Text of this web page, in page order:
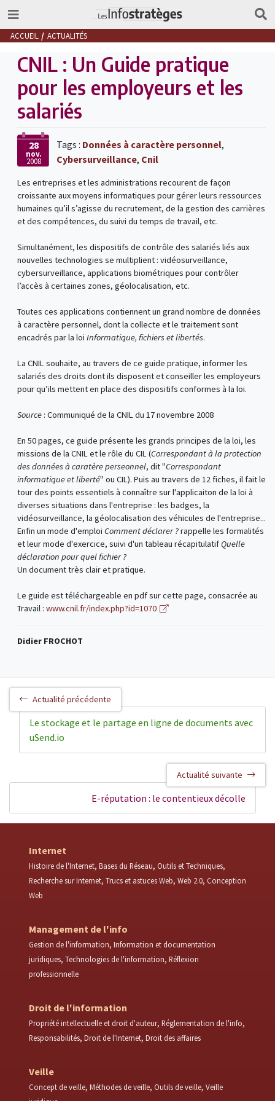
ACCUEIL ACTUALITÉS
CNIL : Un Guide pratique
pour les employeurs et les
salariés
28
nov.
2008
Tags : Données à caractère personnel,
Cybersurveillance, Cnil
Les entreprises et les administrations recourent de façon
croissante aux moyens informatiques pour gérer leurs ressources
humaines qu’il s’agisse du recrutement, de la gestion des carrières
et des compétences, du suivi du temps de travail, etc.
Simultanément, les dispositifs de contrôle des salariés liés aux
nouvelles technologies se multiplient : vidéosurveillance,
cybersurveillance, applications biométriques pour contrôler
l’accès à certaines zones, géolocalisation, etc.
Toutes ces applications contiennent un grand nombre de données
à caractère personnel, dont la collecte et le traitement sont
encadrés par la loi Informatique, fichiers et libertés.
La CNIL souhaite, au travers de ce guide pratique, informer les
salariés des droits dont ils disposent et conseiller les employeurs
pour qu’ils mettent en place des dispositifs conformes à la loi.
Source: Communiqué de la CNIL du 17 novembre 2008
En 50 pages, ce guide présente les grands principes de la loi, les
missions de la CNIL et le rôle du CIL (Correspondant à la protection
des données à caratère perseonnel, dit "Correspondant
informatique et liberté" ou CIL). Puis au travers de 12 fiches, il fait le
tour des points essentiels à connaître sur l'applicaiton de la loi à
diverses situations dans l'entreprise : les badges, la
vidéosurveillance, la géolocalisation des véhicules de l'entreprise...
Enfin un mode d'emploi Comment déclarer ?rappelle les formalités
et leur mode d'exercice, suivi d'un tableau récapitulatifQuelle
déclaration pour quel fichier ?
Un document très clair et pratique.
Le guide est téléchargeable en pdf sur cette page, consacrée au
Travail : www.cnil.fr/index.php?id=1070
Didier FROCHOT
Actualité précédente
Le stockage et le partage en ligne de documents avec
uSend.io
Actualité suivante
E-réputation : le contentieux décolle
Internet
Histoire de l'Internet Bases du Réseau Outils et Techniques
Recherche sur Internet Trucs et astuces Web Web 2.0 Conception
Web
Management de l'info
Gestion de l'information Information et documentation
juridiques Technologies de l'information Réflexion
professionnelle
Droit de l'information
Propriété intellectuelle et droit d'auteur Réglementation de l'info
Responsabilités Droit de l'Internet Droit des affaires
Veille
Concept de veille Méthodes de veille Outils de veille Veille